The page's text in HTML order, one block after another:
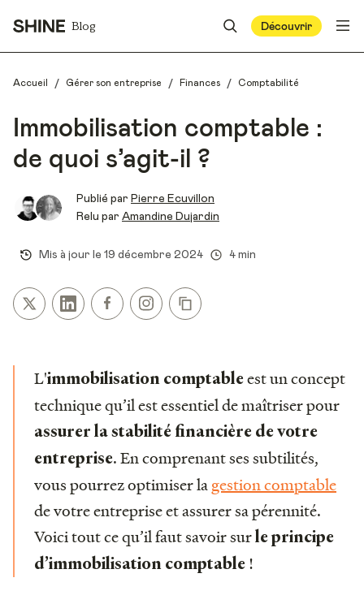
Blog Découvrir
Accueil / Gérer son entreprise / Finances / Comptabilité
Immobilisation comptable :
de quoi s’agit-il ?
Publié par Pierre Ecuvillon
Relu par Amandine Dujardin
Mis à jour le 19 décembre 2024 4 min
L'immobilisation comptableest un concept
technique qu’il est essentiel de maîtriser pour
assurer la stabilité financière de votre
entreprise. En comprenant ses subtilités,
vous pourrez optimiser lagestion comptable
de votre entreprise et assurer sa pérennité.
Voici tout ce qu’il faut savoir surle principe
d’immobilisation comptable !